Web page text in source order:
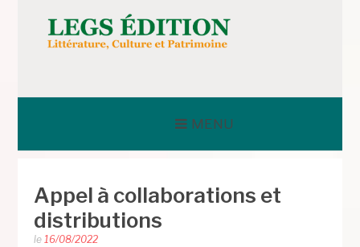
contenuLEGS ÉDITION
MENU
Appel à collaborations et
distributions
le16/08/2022